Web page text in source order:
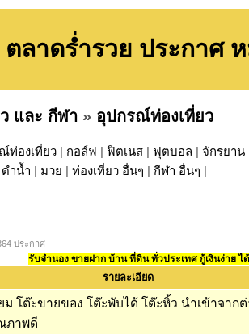
ตลาดร่ำรวย ประกาศ
และ กีฬา » อุปกรณ์ท่องเที่ยว
ท่องเที่ยว | กอล์ฟ | ฟิตเนส | ฟุตบอล | จักรยาน
ดำน้ำ | มวย | ท่องเที่ยว อื่นๆ | กีฬา อื่นๆ |
ประกาศ
รับจำนอง ขายฝาก บ้าน ที่ดิน ทั่วประเทศ กู้เงินง่าย ไ
รายละเอียด
ม โต๊ะขายของ โต๊ะพับได้ โต๊ะหิ้ว นำเข้าจากต่
ภาพดี